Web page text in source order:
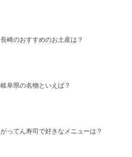
長崎のおすすめのお土産は？
岐阜県の名物といえば？
がってん寿司で好きなメニューは？